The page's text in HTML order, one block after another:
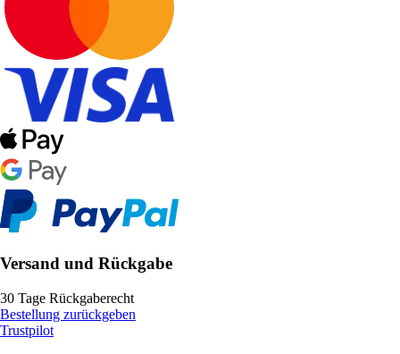
Versand und Rückgabe
30 Tage Rückgaberecht
Bestellung zurückgeben
Trustpilot